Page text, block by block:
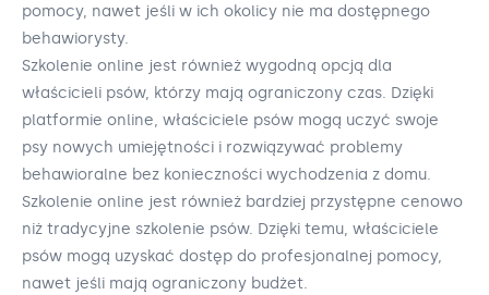
pomocy, nawet jeśli w ich okolicy nie ma dostępnego
behawiorysty.
Szkolenie online jest również wygodną opcją dla
właścicieli psów, którzy mają ograniczony czas. Dzięki
platformie online, właściciele psów mogą uczyć swoje
psy nowych umiejętności i rozwiązywać problemy
behawioralne bez konieczności wychodzenia z domu.
Szkolenie online jest również bardziej przystępne cenowo
niż tradycyjne szkolenie psów. Dzięki temu, właściciele
psów mogą uzyskać dostęp do profesjonalnej pomocy,
nawet jeśli mają ograniczony budżet.